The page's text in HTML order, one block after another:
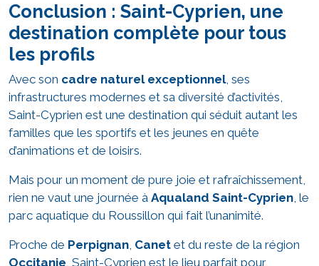
Conclusion : Saint-Cyprien, une
destination complète pour tous
les profils
Avec son cadre naturel exceptionnel, ses
infrastructures modernes et sa diversité d’activités,
Saint-Cyprien est une destination qui séduit autant les
familles que les sportifs et les jeunes en quête
d’animations et de loisirs.
Mais pour un moment de pure joie et rafraîchissement,
rien ne vaut une journée à Aqualand Saint-Cyprien, le
parc aquatique du Roussillon qui fait l’unanimité.
Proche de Perpignan, Canet et du reste de la région
Occitanie, Saint-Cyprien est le lieu parfait pour